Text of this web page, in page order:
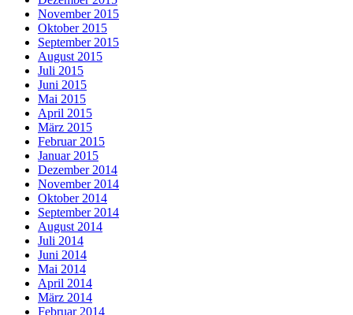
November 2015
Oktober 2015
September 2015
August 2015
Juli 2015
Juni 2015
Mai 2015
April 2015
März 2015
Februar 2015
Januar 2015
Dezember 2014
November 2014
Oktober 2014
September 2014
August 2014
Juli 2014
Juni 2014
Mai 2014
April 2014
März 2014
Februar 2014